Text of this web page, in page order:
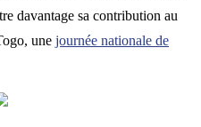
davantage sa contribution au
une journée nationale de